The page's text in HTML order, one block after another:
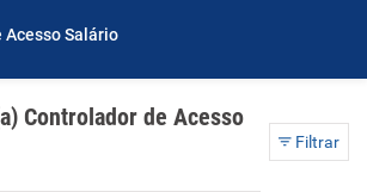
Acesso Salário
Controlador de Acesso
Filtrar